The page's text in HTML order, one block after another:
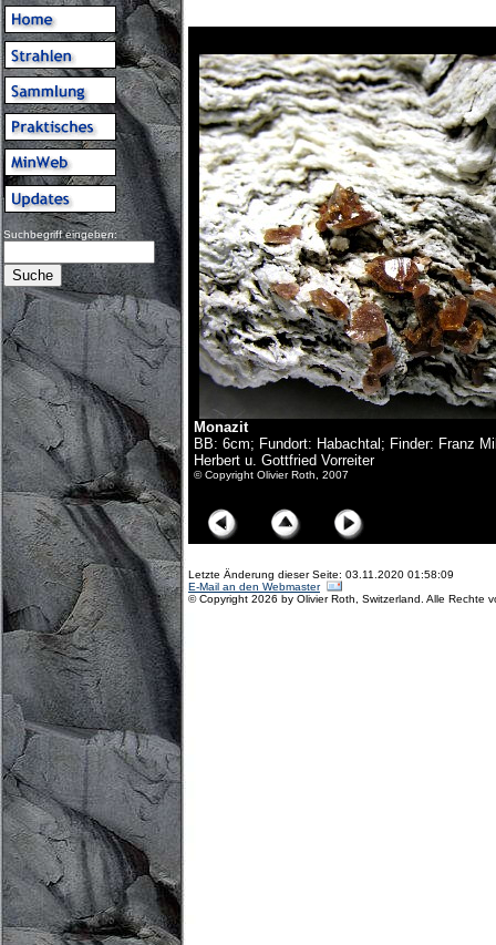
Suchbegriff eingeben:
Monazit
BB: 6cm; Fundort: Habachtal; Finder: Franz
Herbert u. Gottfried Vorreiter
© Copyright Olivier Roth, 2007
Letzte Änderung dieser Seite: 03.11.2020 01:58:09
E-Mail an den Webmaster
© Copyright 2026 by Olivier Roth, Switzerland. Alle Rechte